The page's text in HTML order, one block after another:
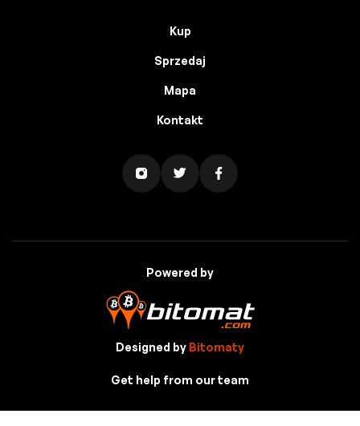
Kup
Sprzedaj
Mapa
Kontakt
Powered by
Designed by Bitomaty
Get help from our team